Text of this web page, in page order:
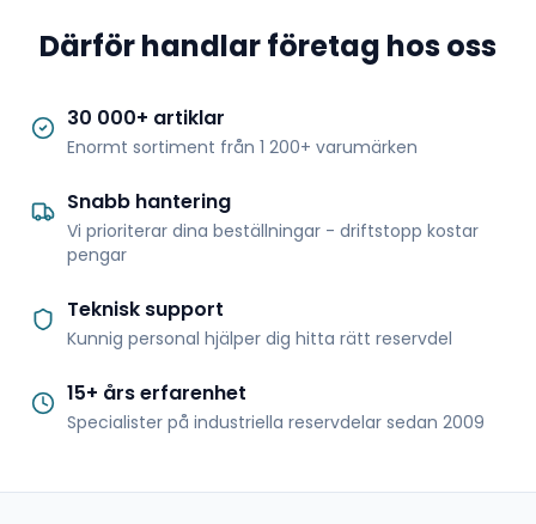
Därför handlar företag hos oss
30 000+ artiklar
Enormt sortiment från 1 200+ varumärken
Snabb hantering
Vi prioriterar dina beställningar - driftstopp kostar
pengar
Teknisk support
Kunnig personal hjälper dig hitta rätt reservdel
15+ års erfarenhet
Specialister på industriella reservdelar sedan 2009